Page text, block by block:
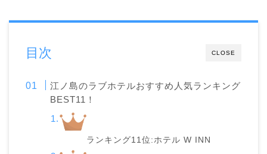
CLOSE
目次
江ノ島のラブホテルおすすめ人気ランキング
BEST11！
ランキング11位:ホテル W INN